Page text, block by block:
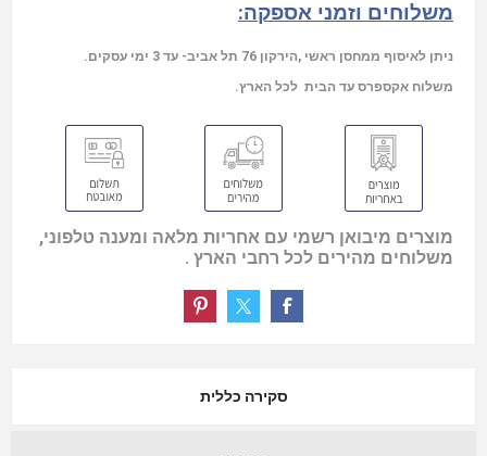
משלוחים וזמני אספקה:
ניתן לאיסוף ממחסן ראשי ,הירקון 76 תל אביב- עד 3 ימי עסקים.
משלוח אקספרס עד הבית לכל הארץ.
מוצרים מיבואן רשמי עם אחריות מלאה ומענה טלפוני,
משלוחים מהירים לכל רחבי הארץ .
סקירה כללית